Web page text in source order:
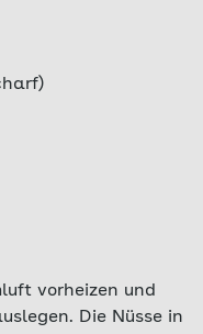
vorheizen und
Die Nüsse in